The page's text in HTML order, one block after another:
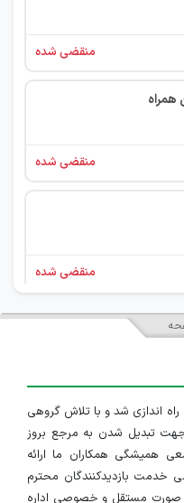
منقضی شده
همراه
منقضی شده
منقضی شده
منقضی شده
منقضی شده
سایت ایران استخدام در تاریخ ۱۳۹۱/۱/۱۰ راه اندازی شد و با تلاش گروهی
جهت تبدیل شدن به مرجع بروز
همیشگی همکاران ما ارائه
خدمت بازدیدکنندگان محترم
صورت مستقل و خصوصی اداره